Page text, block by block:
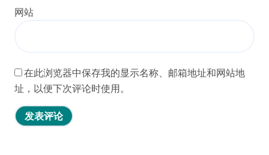
网站
在此浏览器中保存我的显示名称、邮箱地址和网站地
址，以便下次评论时使用。